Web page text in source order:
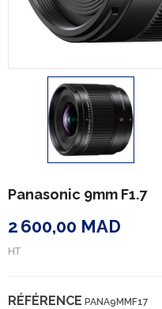
Panasonic 9mm F1.7
2 600,00 MAD
HT
RÉFÉRENCE PANA9MMF17